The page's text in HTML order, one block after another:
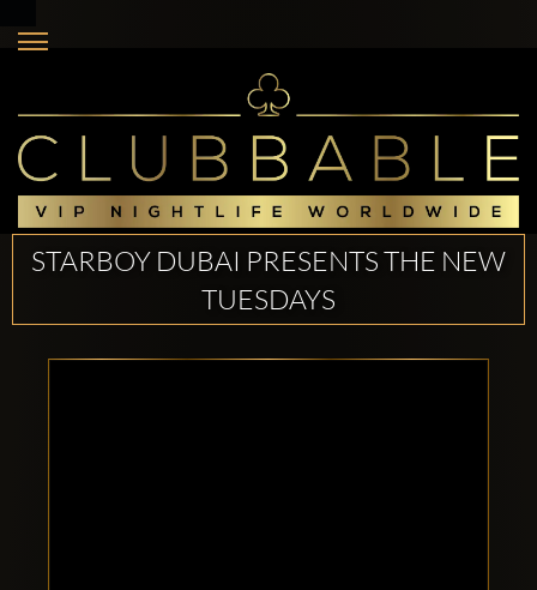
STARBOY DUBAI PRESENTS THE NEW
TUESDAYS